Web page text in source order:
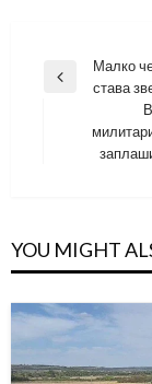
Навигация
Previous
Малко
става
Next
YOU MIGHT